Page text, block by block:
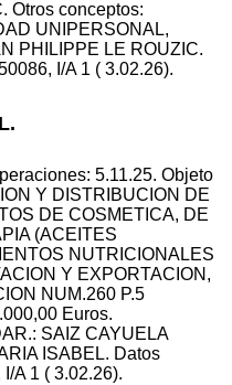
Otros conceptos:
UNIPERSONAL,
PHILIPPE LE ROUZIC.
I/A 1 ( 3.02.26).
5.11.25. Objeto
Y DISTRIBUCION DE
DE COSMETICA, DE
(ACEITES
NUTRICIONALES
Y EXPORTACION,
NUM.260 P.5
Euros.
SAIZ CAYUELA
ISABEL. Datos
A 1 ( 3.02.26).